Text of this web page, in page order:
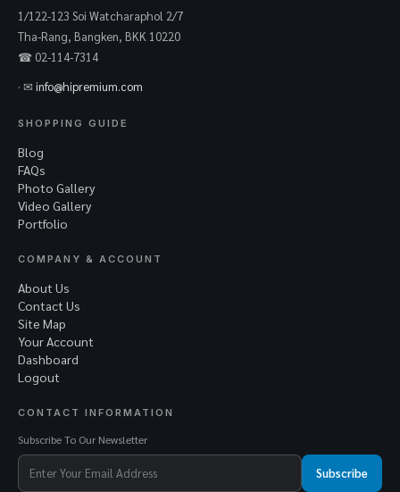
1/122-123 Soi Watcharaphol 2/7
Tha-Rang, Bangken, BKK 10220
☎ 02-114-7314
· ✉ info@hipremium.com
SHOPPING GUIDE
Blog
FAQs
Photo Gallery
Video Gallery
Portfolio
COMPANY & ACCOUNT
About Us
Contact Us
Site Map
Your Account
Dashboard
Logout
CONTACT INFORMATION
Subscribe To Our Newsletter
Subscribe